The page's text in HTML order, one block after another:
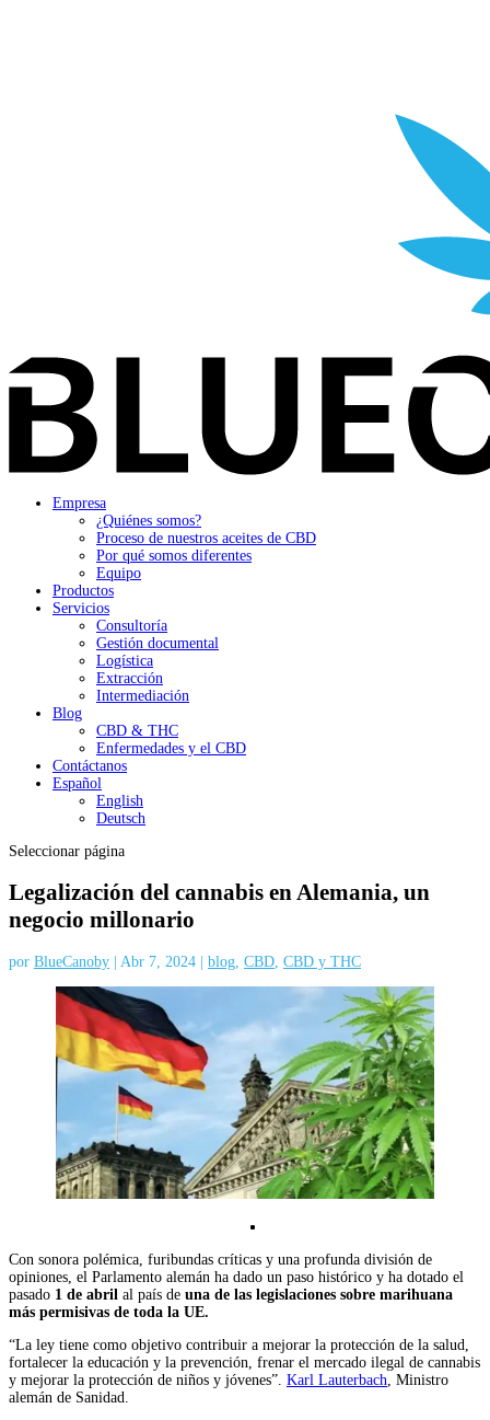
Empresa
¿Quiénes somos?
Proceso de nuestros aceites de CBD
Por qué somos diferentes
Equipo
Productos
Servicios
Consultoría
Gestión documental
Logística
Extracción
Intermediación
Blog
CBD & THC
Enfermedades y el CBD
Contáctanos
Español
English
Deutsch
Seleccionar página
Legalización del cannabis en Alemania, un
negocio millonario
por BlueCanoby Abr 7, 2024 blog CBD CBD y THC
Con sonora polémica, furibundas críticas y una profunda división de
opiniones, el Parlamento alemán ha dado un paso histórico y ha dotado el
pasado 1 de abril al país de una de las legislaciones sobre marihuana
más permisivas de toda la UE.
“La ley tiene como objetivo contribuir a mejorar la protección de la salud,
fortalecer la educación y la prevención, frenar el mercado ilegal de cannabis
y mejorar la protección de niños y jóvenes”. Karl Lauterbach Ministro
alemán de Sanidad.